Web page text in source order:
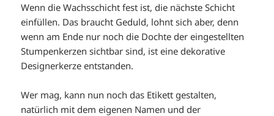
Wenn die Wachsschicht fest ist, die nächste Schicht
einfüllen. Das braucht Geduld, lohnt sich aber, denn
wenn am Ende nur noch die Dochte der eingestellten
Stumpenkerzen sichtbar sind, ist eine dekorative
Designerkerze entstanden.
Wer mag, kann nun noch das Etikett gestalten,
natürlich mit dem eigenen Namen und der